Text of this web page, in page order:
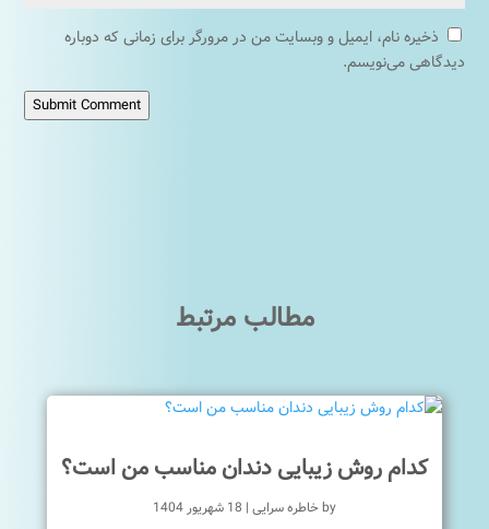
ذخیره نام، ایمیل و وبسایت من در مرورگر برای زمانی که دوباره
دیدگاهی می‌نویسم.
Submit Comment
مطالب مرتبط
کدام روش زیبایی دندان مناسب من است؟
byخاطره سرایی | 18 شهریور 1404